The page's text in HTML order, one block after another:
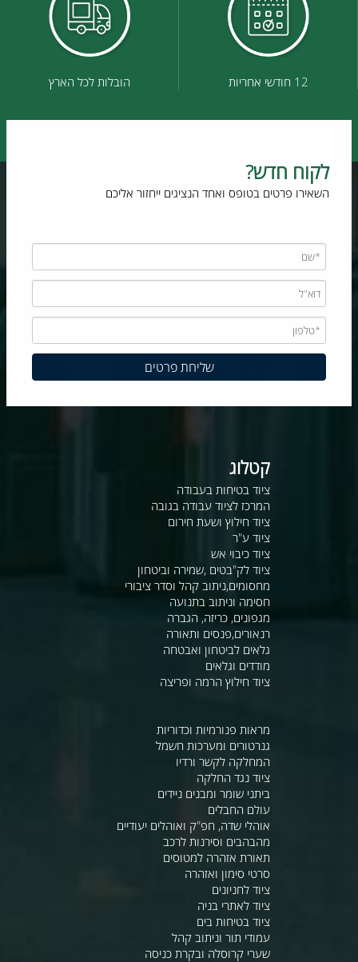
12 חודשי אחריות הובלות לכל הארץ
לקוח חדש?
השאירו פרטים בטופס ואחד הנציגים ייחזור אליכם
קטלוג
ציוד בטיחות בעבודה
המרכז לציוד עבודה בגובה
ציוד חילוץ ושעת חירום
ציוד ע"ר
ציוד כיבוי אש
ציוד לק"בטים ,שמירה וביטחון
מחסומים,ניתוב קהל וסדר ציבורי
חסימה וניתוב בתנועה
מגפונים, כריזה, הגברה
רנאורים,פנסים ותאורה
גלאים לביטחון ואבטחה
מודדים וגלאים
ציוד חילוץ הרמה ופריצה
מראות פנורמיות וכדוריות
גנרטורים ומערכות חשמל
המחלקה לקשר ורדיו
ציוד נגד החלקה
ביתני שומר ומבנים ניידים
עולם החבלים
אוהלי שדה, חפ"ק ואוהלים יעודיים
מהבהבים וסירנות לרכב
תאורת אזהרה למטוסים
סרטי סימון ואזהרה
ציוד לחניונים
ציוד לאתרי בניה
ציוד בטיחות בים
עמודי תור וניתוב קהל
שערי קרוסלה ובקרת כניסה